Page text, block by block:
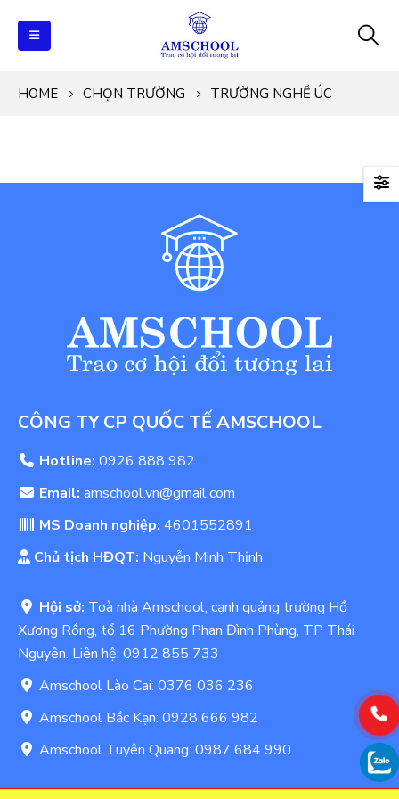
HOME CHỌN TRƯỜNG TRƯỜNG NGHỀ ÚC
CÔNG TY CP QUỐC TẾ AMSCHOOL
Hotline: 0926 888 982
Email: amschool.vn@gmail.com
MS Doanh nghiệp: 4601552891
Chủ tịch HĐQT: Nguyễn Minh Thịnh
Hội sở: Toà nhà Amschool, cạnh quảng trường Hồ
Xương Rồng, tổ 16 Phường Phan Đình Phùng, TP Thái
Nguyên. Liên hệ: 0912 855 733
Amschool Lào Cai: 0376 036 236
Amschool Bắc Kạn: 0928 666 982
Amschool Tuyên Quang: 0987 684 990